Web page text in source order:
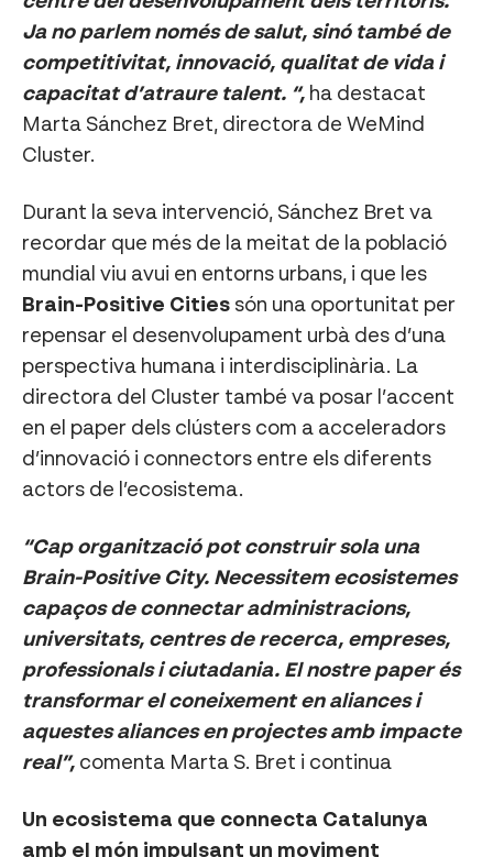
Ja no parlem només de salut, sinó també de
competitivitat, innovació, qualitat de vida i
capacitat d’atraure talent. “, ha destacat
Marta Sánchez Bret, directora de WeMind
Cluster.
Durant la seva intervenció, Sánchez Bret va
recordar que més de la meitat de la població
mundial viu avui en entorns urbans, i que les
Brain-Positive Cities són una oportunitat per
repensar el desenvolupament urbà des d’una
perspectiva humana i interdisciplinària. La
directora del Cluster també va posar l’accent
en el paper dels clústers com a acceleradors
d’innovació i connectors entre els diferents
actors de l’ecosistema.
“Cap organització pot construir sola una
Brain-Positive City. Necessitem ecosistemes
capaços de connectar administracions,
universitats, centres de recerca, empreses,
professionals i ciutadania. El nostre paper és
transformar el coneixement en aliances i
aquestes aliances en projectes amb impacte
real”, comenta Marta S. Bret i continua
Un ecosistema que connecta Catalunya
amb el món impulsant un moviment